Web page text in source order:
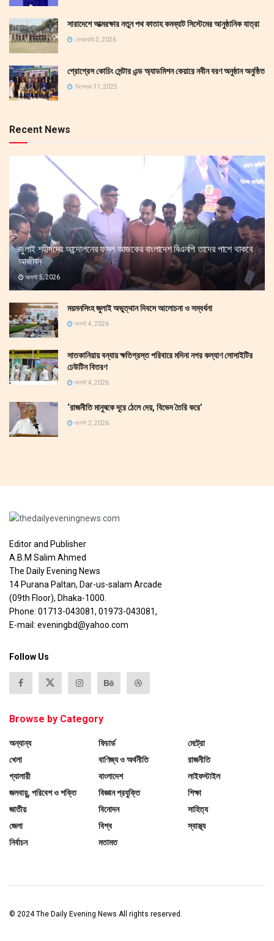
সারাদেশে আত্মরক্ষার নতুন পথ ফাতাহ কমব্যাট সিস্টেমের আনুষ্ঠানিক যাত্রা
ফেব্রুয়ারি 3, 2026
প্রোগ্রেস কোচিং সেন্টার এন্ড অ্যাডমিশন কেয়ারে নবীন বরণ অনুষ্ঠান অনুষ্ঠিত
ডিসেম্বর 11, 2025
Recent News
জুলাই শহীদদের আন্দোলনের ফসল আজকের বাংলাদেশ বিএনপি তাদের পাশে থাকবে
আজীবন
আগস্ট 5, 2026
ময়মনসিংহ জুলাই অভুত্থান দিবসে আলোচনা ও সম্বর্ধনা
আগস্ট 4, 2026
সাতকানিয়ায় বন্যায় ক্ষতিগ্রস্ত পরিবারে মদিনা নগর কল্যাণ সোসাইটির
ঢেউটিন বিতরণ
আগস্ট 4, 2026
‘রাজনীতি মানুষকে দূরে ঠেলে দেয়, বিভেদ তৈরি করে’
আগস্ট 2, 2026
Editor and Publisher
A.B.M Salim Ahmed
The Daily Evening News
14 Purana Paltan, Dar-us-salam Arcade
(09th Floor), Dhaka-1000.
Phone: 01713-043081, 01973-043081,
E-mail: eveningbd@yahoo.com
Follow Us
Browse by Category
অন্যান্য
খেলা
গ্যালারী
জলবায়ু, পরিবেশ ও শক্তি
জাতীয়
জেলা
নির্বাচন
ফিচার্ড
বাণিজ্য ও অর্থনীতি
বাংলাদেশ
বিজ্ঞান প্রযুক্তি
বিনোদন
বিশ্ব
মতামত
মেট্রো
রাজনীতি
লাইফস্টাইল
শিক্ষা
সাহিত্য
স্বাস্থ্য
© 2024The Daily Evening News All rights reserved.